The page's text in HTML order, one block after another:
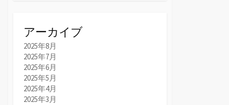
アーカイブ
2025年8月
2025年7月
2025年6月
2025年5月
2025年4月
2025年3月